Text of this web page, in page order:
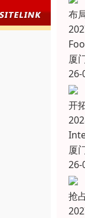
布
厦
26-
开
厦
26-
抢